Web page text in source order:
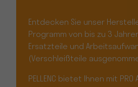
Entdecken Sie unser
Programm von bis zu 3
Ersatzteile und
(Verschleißteile
PELLENC bietet Ihnen mit PRO